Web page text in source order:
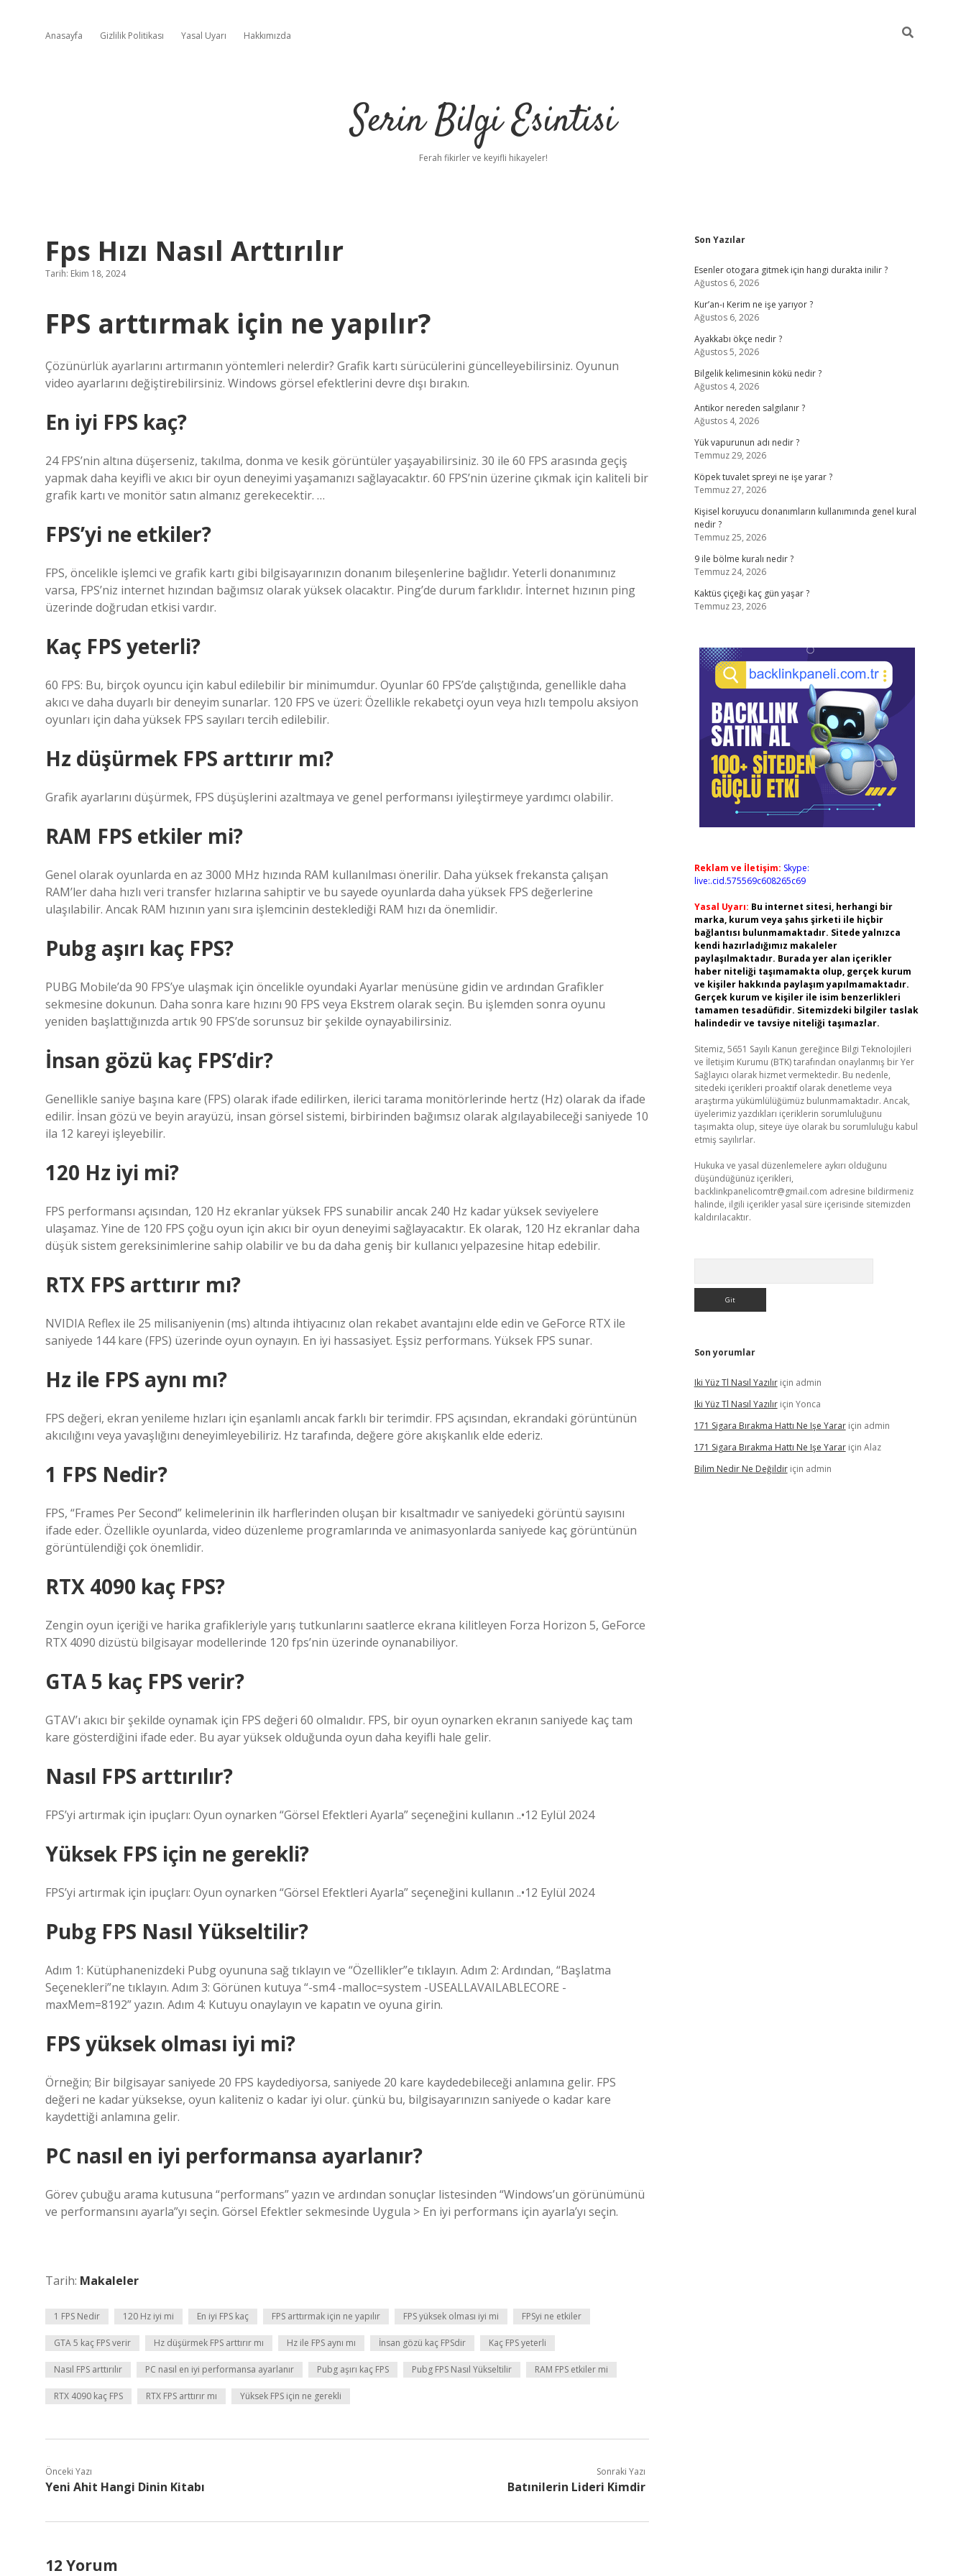
Anasayfa Gizlilik Politikası Yasal Uyarı Hakkımızda
Serin Bilgi Esintisi
Ferah fikirler ve keyifli hikayeler!
Fps Hızı Nasıl Arttırılır
Tarih: Ekim 18, 2024
FPS arttırmak için ne yapılır?
Çözünürlük ayarlarını artırmanın yöntemleri nelerdir? Grafik kartı sürücülerini güncelleyebilirsiniz. Oyunun
video ayarlarını değiştirebilirsiniz. Windows görsel efektlerini devre dışı bırakın.
En iyi FPS kaç?
24 FPS’nin altına düşerseniz, takılma, donma ve kesik görüntüler yaşayabilirsiniz. 30 ile 60 FPS arasında geçiş
yapmak daha keyifli ve akıcı bir oyun deneyimi yaşamanızı sağlayacaktır. 60 FPS’nin üzerine çıkmak için kaliteli bir
grafik kartı ve monitör satın almanız gerekecektir. …
FPS’yi ne etkiler?
FPS, öncelikle işlemci ve grafik kartı gibi bilgisayarınızın donanım bileşenlerine bağlıdır. Yeterli donanımınız
varsa, FPS’niz internet hızından bağımsız olarak yüksek olacaktır. Ping’de durum farklıdır. İnternet hızının ping
üzerinde doğrudan etkisi vardır.
Kaç FPS yeterli?
60 FPS: Bu, birçok oyuncu için kabul edilebilir bir minimumdur. Oyunlar 60 FPS’de çalıştığında, genellikle daha
akıcı ve daha duyarlı bir deneyim sunarlar. 120 FPS ve üzeri: Özellikle rekabetçi oyun veya hızlı tempolu aksiyon
oyunları için daha yüksek FPS sayıları tercih edilebilir.
Hz düşürmek FPS arttırır mı?
Grafik ayarlarını düşürmek, FPS düşüşlerini azaltmaya ve genel performansı iyileştirmeye yardımcı olabilir.
RAM FPS etkiler mi?
Genel olarak oyunlarda en az 3000 MHz hızında RAM kullanılması önerilir. Daha yüksek frekansta çalışan
RAM’ler daha hızlı veri transfer hızlarına sahiptir ve bu sayede oyunlarda daha yüksek FPS değerlerine
ulaşılabilir. Ancak RAM hızının yanı sıra işlemcinin desteklediği RAM hızı da önemlidir.
Pubg aşırı kaç FPS?
PUBG Mobile’da 90 FPS’ye ulaşmak için öncelikle oyundaki Ayarlar menüsüne gidin ve ardından Grafikler
sekmesine dokunun. Daha sonra kare hızını 90 FPS veya Ekstrem olarak seçin. Bu işlemden sonra oyunu
yeniden başlattığınızda artık 90 FPS’de sorunsuz bir şekilde oynayabilirsiniz.
İnsan gözü kaç FPS’dir?
Genellikle saniye başına kare (FPS) olarak ifade edilirken, ilerici tarama monitörlerinde hertz (Hz) olarak da ifade
edilir. İnsan gözü ve beyin arayüzü, insan görsel sistemi, birbirinden bağımsız olarak algılayabileceği saniyede 10
ila 12 kareyi işleyebilir.
120 Hz iyi mi?
FPS performansı açısından, 120 Hz ekranlar yüksek FPS sunabilir ancak 240 Hz kadar yüksek seviyelere
ulaşamaz. Yine de 120 FPS çoğu oyun için akıcı bir oyun deneyimi sağlayacaktır. Ek olarak, 120 Hz ekranlar daha
düşük sistem gereksinimlerine sahip olabilir ve bu da daha geniş bir kullanıcı yelpazesine hitap edebilir.
RTX FPS arttırır mı?
NVIDIA Reflex ile 25 milisaniyenin (ms) altında ihtiyacınız olan rekabet avantajını elde edin ve GeForce RTX ile
saniyede 144 kare (FPS) üzerinde oyun oynayın. En iyi hassasiyet. Eşsiz performans. Yüksek FPS sunar.
Hz ile FPS aynı mı?
FPS değeri, ekran yenileme hızları için eşanlamlı ancak farklı bir terimdir. FPS açısından, ekrandaki görüntünün
akıcılığını veya yavaşlığını deneyimleyebiliriz. Hz tarafında, değere göre akışkanlık elde ederiz.
1 FPS Nedir?
FPS, “Frames Per Second” kelimelerinin ilk harflerinden oluşan bir kısaltmadır ve saniyedeki görüntü sayısını
ifade eder. Özellikle oyunlarda, video düzenleme programlarında ve animasyonlarda saniyede kaç görüntünün
görüntülendiği çok önemlidir.
RTX 4090 kaç FPS?
Zengin oyun içeriği ve harika grafikleriyle yarış tutkunlarını saatlerce ekrana kilitleyen Forza Horizon 5, GeForce
RTX 4090 dizüstü bilgisayar modellerinde 120 fps’nin üzerinde oynanabiliyor.
GTA 5 kaç FPS verir?
GTAV’ı akıcı bir şekilde oynamak için FPS değeri 60 olmalıdır. FPS, bir oyun oynarken ekranın saniyede kaç tam
kare gösterdiğini ifade eder. Bu ayar yüksek olduğunda oyun daha keyifli hale gelir.
Nasıl FPS arttırılır?
FPS’yi artırmak için ipuçları: Oyun oynarken “Görsel Efektleri Ayarla” seçeneğini kullanın ..•12 Eylül 2024
Yüksek FPS için ne gerekli?
FPS’yi artırmak için ipuçları: Oyun oynarken “Görsel Efektleri Ayarla” seçeneğini kullanın ..•12 Eylül 2024
Pubg FPS Nasıl Yükseltilir?
Adım 1: Kütüphanenizdeki Pubg oyununa sağ tıklayın ve “Özellikler”e tıklayın. Adım 2: Ardından, “Başlatma
Seçenekleri”ne tıklayın. Adım 3: Görünen kutuya “-sm4 -malloc=system -USEALLAVAILABLECORE -
maxMem=8192” yazın. Adım 4: Kutuyu onaylayın ve kapatın ve oyuna girin.
FPS yüksek olması iyi mi?
Örneğin; Bir bilgisayar saniyede 20 FPS kaydediyorsa, saniyede 20 kare kaydedebileceği anlamına gelir. FPS
değeri ne kadar yüksekse, oyun kaliteniz o kadar iyi olur. çünkü bu, bilgisayarınızın saniyede o kadar kare
kaydettiği anlamına gelir.
PC nasıl en iyi performansa ayarlanır?
Görev çubuğu arama kutusuna “performans” yazın ve ardından sonuçlar listesinden “Windows’un görünümünü
ve performansını ayarla”yı seçin. Görsel Efektler sekmesinde Uygula > En iyi performans için ayarla’yı seçin.
Tarih: Makaleler
1 FPS Nedir 120 Hz iyi mi En iyi FPS kaç FPS arttırmak için ne yapılır FPS yüksek olması iyi mi FPSyi ne etkiler
GTA 5 kaç FPS verir Hz düşürmek FPS arttırır mı Hz ile FPS aynı mı İnsan gözü kaç FPSdir Kaç FPS yeterli
Nasıl FPS arttırılır PC nasıl en iyi performansa ayarlanır Pubg aşırı kaç FPS Pubg FPS Nasıl Yükseltilir RAM FPS etkiler mi
RTX 4090 kaç FPS RTX FPS arttırır mı Yüksek FPS için ne gerekli
Önceki Yazı
Yeni Ahit Hangi Dinin Kitabı
Sonraki Yazı
Batınilerin Lideri Kimdir
12 Yorum
Sidebar
Son Yazılar
Esenler otogara gitmek için hangi durakta inilir ?
Ağustos 6, 2026
Kur’an-ı Kerim ne işe yarıyor ?
Ağustos 6, 2026
Ayakkabı ökçe nedir ?
Ağustos 5, 2026
Bilgelik kelimesinin kökü nedir ?
Ağustos 4, 2026
Antikor nereden salgılanır ?
Ağustos 4, 2026
Yük vapurunun adı nedir ?
Temmuz 29, 2026
Köpek tuvalet spreyi ne işe yarar ?
Temmuz 27, 2026
Kişisel koruyucu donanımların kullanımında genel kural
nedir ?
Temmuz 25, 2026
9 ile bölme kuralı nedir ?
Temmuz 24, 2026
Kaktüs çiçeği kaç gün yaşar ?
Temmuz 23, 2026
Reklam ve İletişim: Skype:
live:.cid.575569c608265c69
Yasal Uyarı: Bu internet sitesi, herhangi bir
marka, kurum veya şahıs şirketi ile hiçbir
bağlantısı bulunmamaktadır. Sitede yalnızca
kendi hazırladığımız makaleler
paylaşılmaktadır. Burada yer alan içerikler
haber niteliği taşımamakta olup, gerçek kurum
ve kişiler hakkında paylaşım yapılmamaktadır.
Gerçek kurum ve kişiler ile isim benzerlikleri
tamamen tesadüfidir. Sitemizdeki bilgiler taslak
halindedir ve tavsiye niteliği taşımazlar.
Sitemiz, 5651 Sayılı Kanun gereğince Bilgi Teknolojileri
ve İletişim Kurumu (BTK) tarafından onaylanmış bir Yer
Sağlayıcı olarak hizmet vermektedir. Bu nedenle,
sitedeki içerikleri proaktif olarak denetleme veya
araştırma yükümlülüğümüz bulunmamaktadır. Ancak,
üyelerimiz yazdıkları içeriklerin sorumluluğunu
taşımakta olup, siteye üye olarak bu sorumluluğu kabul
etmiş sayılırlar.
Hukuka ve yasal düzenlemelere aykırı olduğunu
düşündüğünüz içerikleri,
backlinkpanelicomtr@gmail.com adresine bildirmeniz
halinde, ilgili içerikler yasal süre içerisinde sitemizden
kaldırılacaktır.
Son yorumlar
Iki Yüz Tl Nasıl Yazılıriçin admin
Iki Yüz Tl Nasıl Yazılıriçin Yonca
171 Sigara Bırakma Hattı Ne Işe Yarariçin admin
171 Sigara Bırakma Hattı Ne Işe Yarariçin Alaz
Bilim Nedir Ne Değildiriçin admin